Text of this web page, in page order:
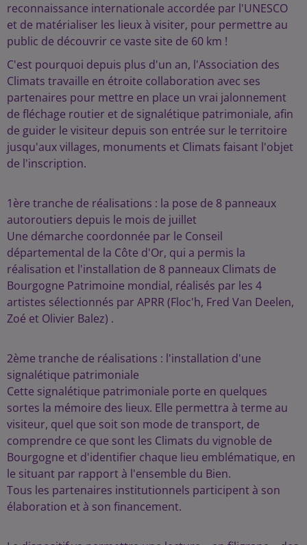
reconnaissance internationale accordée par l'UNESCO
et de matérialiser les lieux à visiter, pour permettre au
public de découvrir ce vaste site de 60 km !
C'est pourquoi depuis plus d'un an, l'Association des
Climats travaille en étroite collaboration avec ses
partenaires pour mettre en place un vrai jalonnement
de fléchage routier et de signalétique patrimoniale, afin
de guider le visiteur depuis son entrée sur le territoire
jusqu'aux villages, monuments et Climats faisant l'objet
de l'inscription.
1ère tranche de réalisations : la pose de 8 panneaux
autoroutiers depuis le mois de juillet
Une démarche coordonnée par le Conseil
départemental de la Côte d'Or, qui a permis la
réalisation et l'installation de 8 panneaux Climats de
Bourgogne Patrimoine mondial, réalisés par les 4
artistes sélectionnés par APRR (Floc'h, Fred Van Deelen,
Zoé et Olivier Balez) .
2ème tranche de réalisations : l'installation d'une
signalétique patrimoniale
Cette signalétique patrimoniale porte en quelques
sortes la mémoire des lieux. Elle permettra à terme au
visiteur, quel que soit son mode de transport, de
comprendre ce que sont les Climats du vignoble de
Bourgogne et d'identifier chaque lieu emblématique, en
le situant par rapport à l'ensemble du Bien.
Tous les partenaires institutionnels participent à son
élaboration et à son financement.